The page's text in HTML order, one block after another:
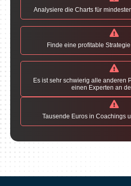
Analysiere die Charts für
Finde eine profitable Strategie
Es ist sehr schwierig alle anderen
einen Experten an
Tausende Euros in Coachings